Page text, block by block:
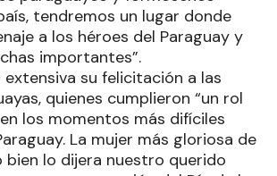
tendremos un lugar donde
a los héroes del Paraguay y
importantes”.
extensiva su felicitación a las
quienes cumplieron “un rol
los momentos más difíciles
La mujer más gloriosa de
bien lo dijera nuestro querido